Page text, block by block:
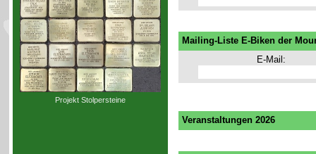
Projekt Stolpersteine
Mailing-Liste E-Biken der
E-Mail:
Veranstaltungen 2026